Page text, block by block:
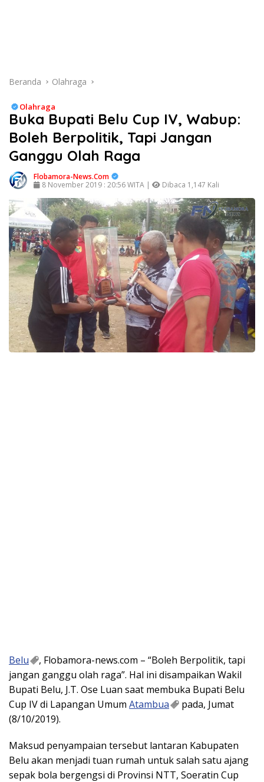
Beranda Olahraga
Olahraga
Buka Bupati Belu Cup IV, Wabup:
Boleh Berpolitik, Tapi Jangan
Ganggu Olah Raga
Flobamora-News.Com
8 November 2019 : 20:56 WITA |
Dibaca 1,147 Kali
Belu
, Flobamora-news.com – “Boleh Berpolitik, tapi
jangan ganggu olah raga”. Hal ini disampaikan Wakil
Bupati Belu, J.T. Ose Luan saat membuka Bupati Belu
Cup IV di Lapangan Umum Atambua
pada, Jumat
(8/10/2019).
Maksud penyampaian tersebut lantaran Kabupaten
Belu akan menjadi tuan rumah untuk salah satu ajang
sepak bola bergengsi di Provinsi NTT, Soeratin Cup